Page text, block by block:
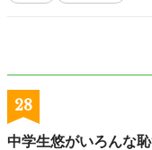
28
中学生悠がいろんな